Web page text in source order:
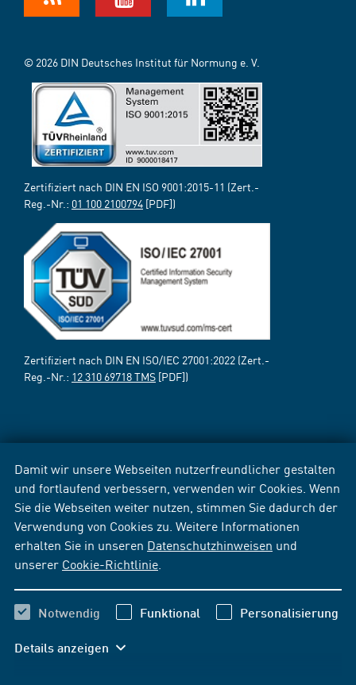
Damit wir unsere Webseiten nutzerfreundlicher gestalten
und fortlaufend verbessern, verwenden wir Cookies. Wenn
Sie die Webseiten weiter nutzen, stimmen Sie dadurch der
Verwendung von Cookies zu. Weitere Informationen
erhalten Sie in unseren Datenschutzhinweisen und
unserer Cookie-Richtlinie
Notwendig Funktional Personalisierung
Details anzeigen
© 2026 DIN Deutsches Institut für Normung e. V.
Zertifiziert nach DIN EN ISO 9001:2015-11 (Zert.-
Reg.-Nr.: 01 100 2100794 [PDF])
Zertifiziert nach DIN EN ISO/IEC 27001:2022 (Zert.-
Reg.-Nr.: 12 310 69718 TMS [PDF])